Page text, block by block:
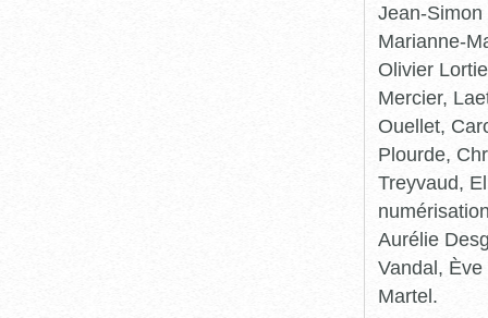
Jean-
Marianne-
Olivier
Mercier,
Ouellet,
Plourde,
Treyvaud,
Aurélie
Vandal,
Martel.